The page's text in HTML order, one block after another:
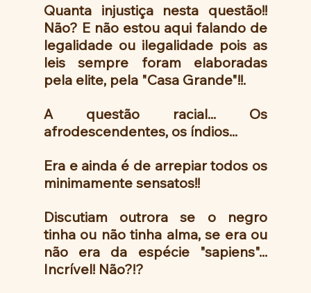
Quanta injustiça nesta questão!!
Não? E não estou aqui falando de
legalidade ou ilegalidade pois as
leis sempre foram elaboradas
pela elite, pela "Casa Grande"!!.
A questão racial... Os
afrodescendentes, os índios...
Era e ainda é de arrepiar todos os
minimamente sensatos!!
Discutiam outrora se o negro
tinha ou não tinha alma, se era ou
não era da espécie "sapiens"...
Incrível! Não?!?